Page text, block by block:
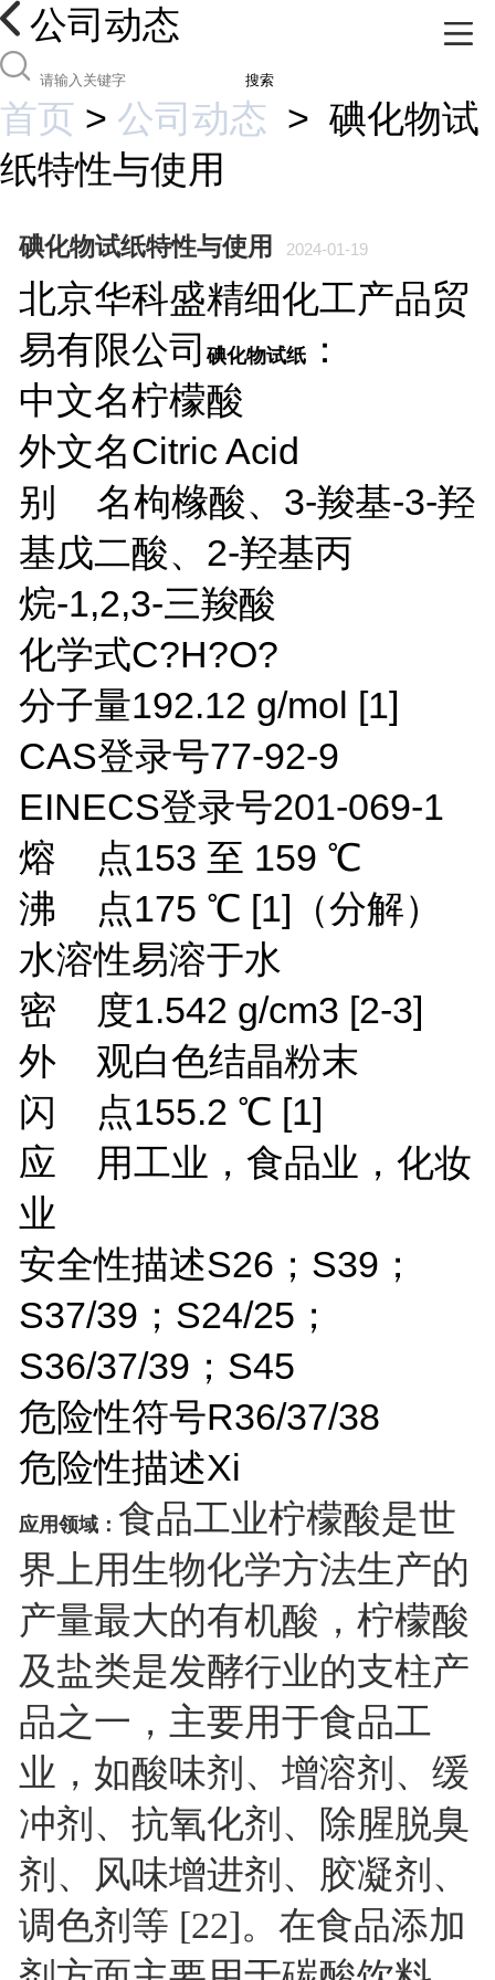
公司动态
搜索
首页 > 公司动态 > 碘化物试
纸特性与使用
碘化物试纸特性与使用 2024-01-19
北京华科盛精细化工产品贸
易有限公司碘化物试纸：
中文名柠檬酸
外文名Citric Acid
别 名枸橼酸、 3-羧基-3-羟
基戊二酸、 2-羟基丙
烷-1,2,3-三羧酸
化学式C?H?O?
分子量192.12 g/mol [1]
CAS登录号77-92-9
EINECS登录号201-069-1
熔 点153 至 159 ℃
沸 点175 ℃ [1] （分解）
水溶性易溶于水
密 度1.542 g/cm3 [2-3]
外 观白色结晶粉末
闪 点155.2 ℃ [1]
应 用 工业，食品业，化妆
业
安全性描述S26；S39；
S37/39；S24/25；
S36/37/39；S45
危险性符号R36/37/38
危险性描述Xi
应用领域： 食品工业柠檬酸是世
界上用生物化学方法生产的
产量最大的有机酸，柠檬酸
及盐类是发酵行业的支柱产
品之一，主要用于食品工
业，如酸味剂、增溶剂、缓
冲剂、抗氧化剂、除腥脱臭
剂、风味增进剂、胶凝剂、
调色剂等 [22]。在食品添加